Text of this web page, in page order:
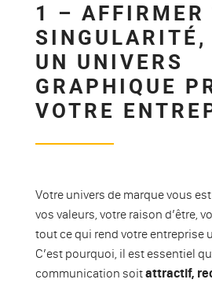
1 – AFFIRMER
SINGULARITÉ,
UN UNIVERS
GRAPHIQUE
VOTRE
Votre univers de marque vous
vos valeurs, votre raison d’être,
tout ce qui rend votre entreprise
C’est pourquoi, il est essentiel
communication soitattractif,